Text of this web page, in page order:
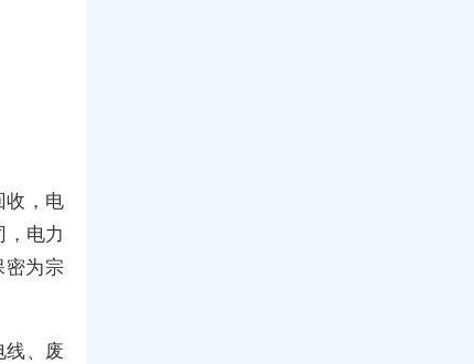
收，电
电力
密为宗
线、废